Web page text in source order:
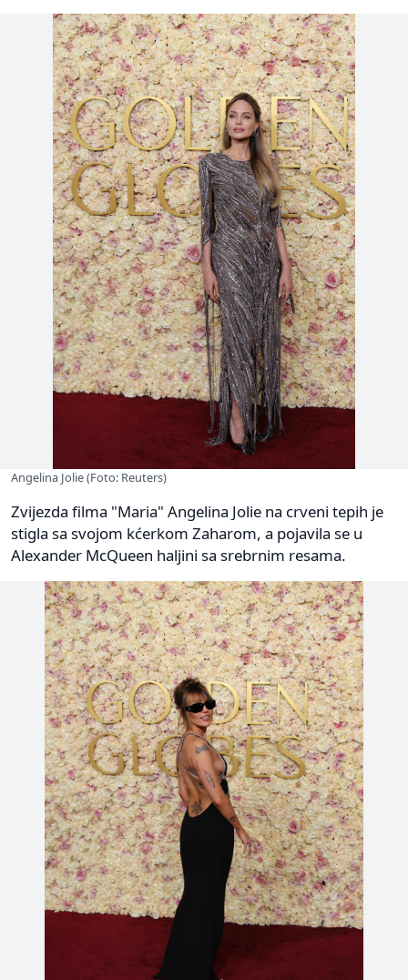
Angelina Jolie (Foto: Reuters)
Zvijezda filma "Maria" Angelina Jolie na crveni tepih je
stigla sa svojom kćerkom Zaharom, a pojavila se u
Alexander McQueen haljini sa srebrnim resama.